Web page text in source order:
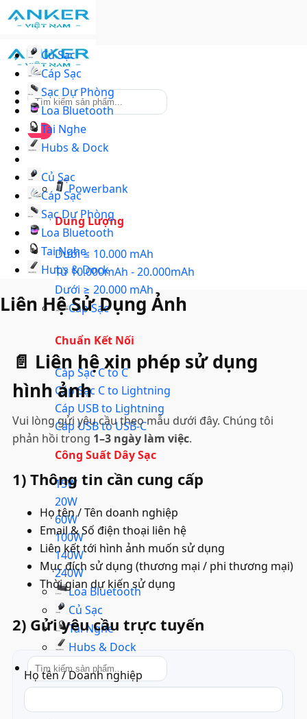
Skip
content
Tìm
kiếm:
Powerbank
Dung Lượng
Dưới ≤ 10.000 mAh
Từ 10.000mAh - 20.000mAh
Dưới ≥ 20.000 mAh
Cáp Sạc
Chuẩn Kết Nối
Cáp Sạc C to C
Cáp Sạc C to Lightning
Cáp USB to Lightning
Cáp USB to USB-C
Công Suất Dây Sạc
15W
20W
60W
100W
140W
240W
Loa Bluetooth
Củ Sạc
Tai Nghe
Hubs & Dock
Tìm
kiếm:
Củ Sạc
Cáp Sạc
Sạc Dự Phòng
Loa Bluetooth
Tai Nghe
Hubs & Dock
Củ Sạc
Cáp Sạc
Sạc Dự Phòng
Loa Bluetooth
Tai Nghe
Hubs & Dock
Liên Hệ Sử Dụng Ảnh
📄 Liên hệ xin phép sử dụng
hình ảnh
Vui lòng gửi yêu cầu theo mẫu dưới đây. Chúng tôi
phản hồi trong 1–3 ngày làm việc.
1) Thông tin cần cung cấp
Họ tên / Tên doanh nghiệp
Email & Số điện thoại liên hệ
Liên kết tới hình ảnh muốn sử dụng
Mục đích sử dụng (thương mại / phi thương mại)
Thời gian dự kiến sử dụng
2) Gửi yêu cầu trực tuyến
Họ tên / Doanh nghiệp